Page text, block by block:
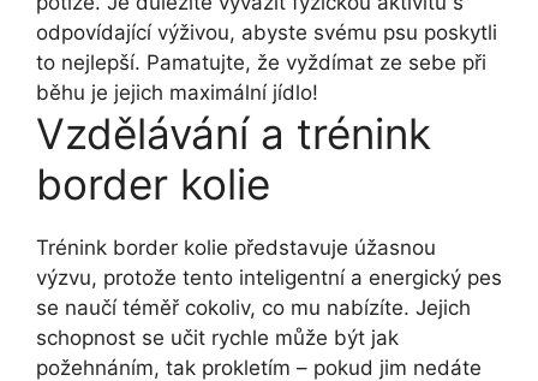
odpovídající výživou, abyste svému psu poskytli
to nejlepší. Pamatujte, že vyždímat ze sebe při
běhu je jejich maximální jídlo!
Vzdělávání a trénink
border kolie
Trénink border kolie představuje úžasnou
výzvu, protože tento inteligentní a energický pes
se naučí téměř cokoliv, co mu nabízíte. Jejich
schopnost se učit rychle může být jak
požehnáním, tak prokletím – pokud jim nedáte